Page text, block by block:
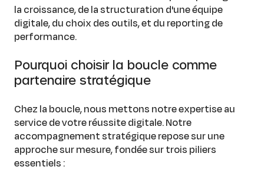
la croissance, de la structuration d'une équipe
digitale, du choix des outils, et du reporting de
performance.
Pourquoi choisir la boucle comme
partenaire stratégique
Chez la boucle, nous mettons notre expertise au
service de votre réussite digitale. Notre
accompagnement stratégique repose sur une
approche sur mesure, fondée sur trois piliers
essentiels :